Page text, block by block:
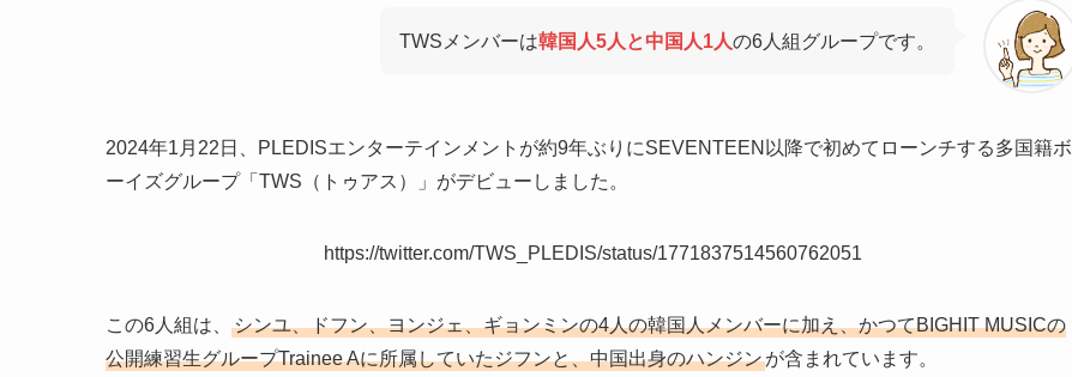
TWSメンバーは韓国人5人と中国人1人の6人組グループです。
2024年1月22日、PLEDISエンターテインメントが約9年ぶりにSEVENTEEN以降で初めてローンチする多国籍ボ
ーイズグループ「TWS（トゥアス）」がデビューしました。
https://twitter.com/TWS_PLEDIS/status/1771837514560762051
この6人組は、
シンユ、ドフン、ヨンジェ、ギョンミンの4人の韓国人メンバーに加え、かつてBIGHIT MUSICの
公開練習生グループTrainee Aに所属していたジフンと、中国出身のハンジンが含まれています。